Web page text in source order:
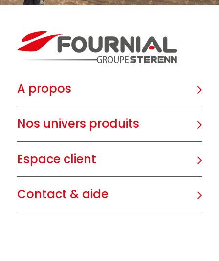
A propos
Nos univers produits
Espace client
Contact & aide